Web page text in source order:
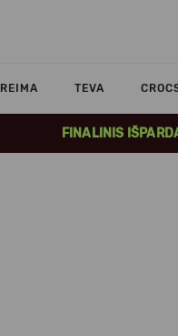
REIMA TEVA
FINALINIS